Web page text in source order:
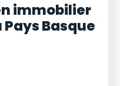
immobilier
Pays Basque